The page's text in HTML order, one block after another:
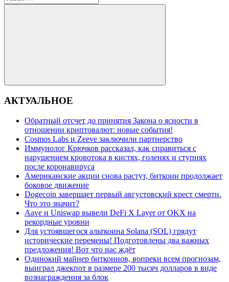
для:
Поиск
АКТУАЛЬНОЕ
Обратный отсчет до принятия Закона о ясности в
отношении криптовалют: новые события!
Cosmos Labs и Zeeve заключили партнерство
Иммунолог Крючков рассказал, как справиться с
нарушением кровотока в кистях, голенях и ступнях
после коронавируса
Американские акции снова растут, биткоин продолжает
боковое движение
Dogecoin завершает первый августовский крест смерти.
Что это значит?
Aave и Uniswap вывели DeFi X Layer от OKX на
рекордные уровни
Для устоявшегося альткоина Solana (SOL) грядут
исторические перемены! Подготовлены два важных
предложения! Вот что нас ждёт
Одинокий майнер биткоинов, вопреки всем прогнозам,
выиграл джекпот в размере 200 тысяч долларов в виде
вознаграждения за блок